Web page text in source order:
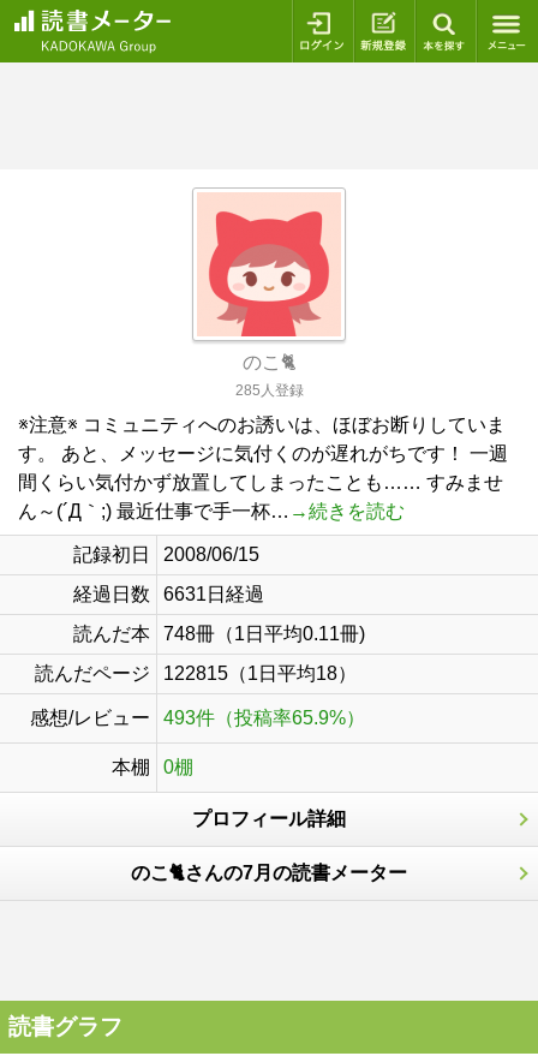
ログイン 新規登録
のこ🐈
285人登録
※注意※ コミュニティへのお誘いは、ほぼお断りしていま
す。 あと、メッセージに気付くのが遅れがちです！ 一週
間くらい気付かず放置してしまったことも…… すみませ
ん～(´Д｀;) 最近仕事で手一杯… →続きを読む
記録初日
2008/06/15
経過日数
6631日経過
読んだ本
748冊（1日平均0.11冊)
読んだページ
122815（1日平均18）
感想/レビュー 493件（投稿率65.9%）
本棚 0棚
プロフィール詳細
のこ🐈さんの7月の読書メーター
読書グラフ